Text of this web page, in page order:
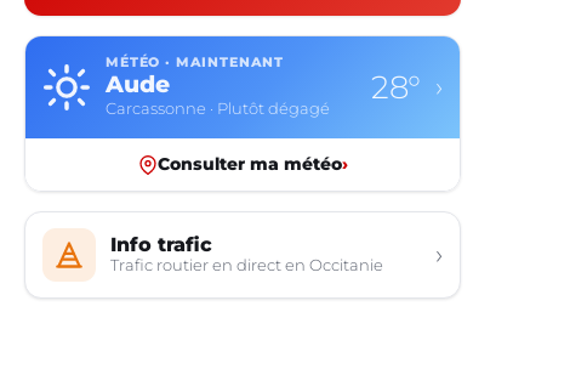
MÉTÉO · MAINTENANT
Aude
Carcassonne · Plutôt dégagé
28° ›
Consulter ma météo›
Info trafic
Trafic routier en direct en Occitanie ›